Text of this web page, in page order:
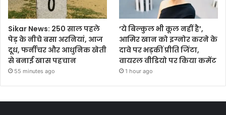
Sikar News: 250 साल पहले
पेड़ के नीचे बसा अरनियां, आज
दूध, फर्नीचर और आधुनिक खेती
से बनाई खास पहचान
55 minutes ago
‘ये बिल्कुल भी कूल नहीं है’,
आमिर खान को इग्नोर करने के
दावे पर भड़कीं प्रीति जिंटा,
वायरल वीडियो पर किया कमेंट
1 hour ago